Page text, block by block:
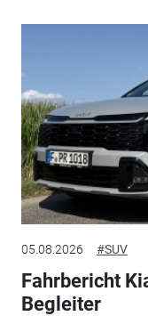
05.08.2026 #SUV
Fahrbericht
Begleiter